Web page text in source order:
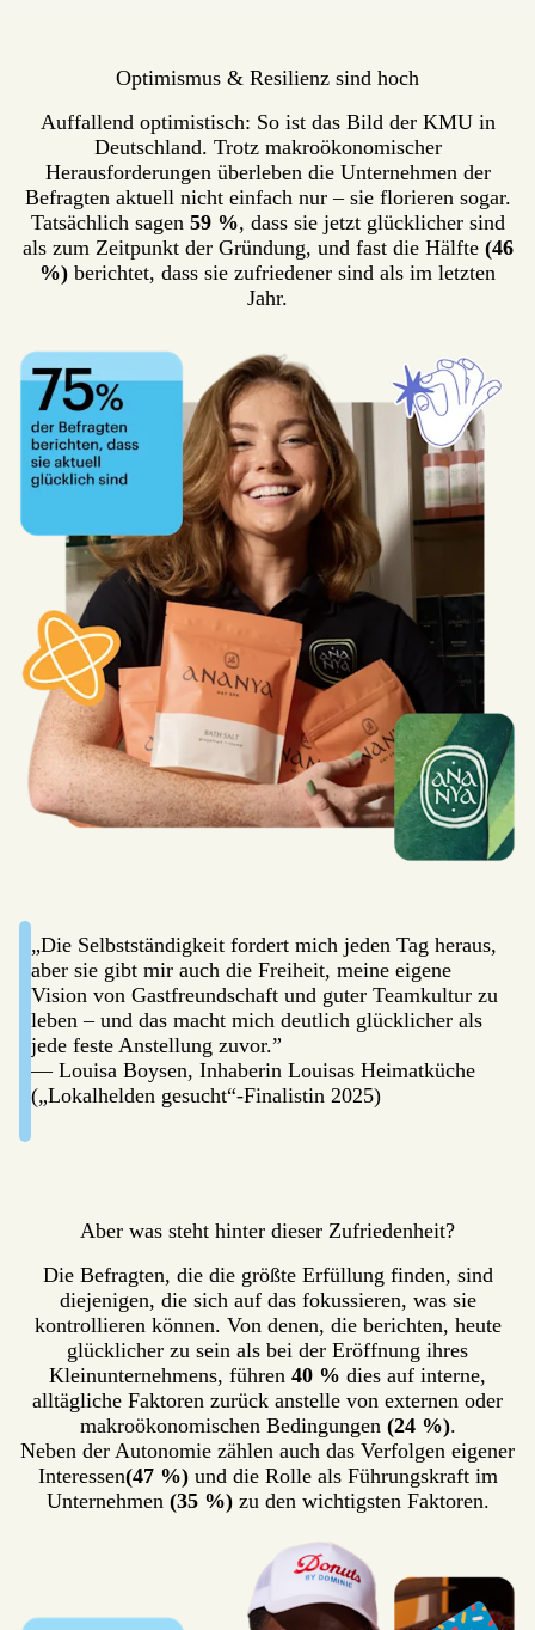
Optimismus & Resilienz sind hoch
Auffallend optimistisch: So ist das Bild der KMU in
Deutschland. Trotz makroökonomischer
Herausforderungen überleben die Unternehmen der
Befragten aktuell nicht einfach nur – sie florieren sogar.
Tatsächlich sagen 59 %, dass sie jetzt glücklicher sind
als zum Zeitpunkt der Gründung, und fast die Hälfte (46
%) berichtet, dass sie zufriedener sind als im letzten
Jahr.
„Die Selbstständigkeit fordert mich jeden Tag heraus,
aber sie gibt mir auch die Freiheit, meine eigene
Vision von Gastfreundschaft und guter Teamkultur zu
leben – und das macht mich deutlich glücklicher als
jede feste Anstellung zuvor.”
— Louisa Boysen, Inhaberin Louisas Heimatküche
(„Lokalhelden gesucht“-Finalistin 2025)
Aber was steht hinter dieser Zufriedenheit?
Die Befragten, die die größte Erfüllung finden, sind
diejenigen, die sich auf das fokussieren, was sie
kontrollieren können. Von denen, die berichten, heute
glücklicher zu sein als bei der Eröffnung ihres
Kleinunternehmens, führen 40 % dies auf interne,
alltägliche Faktoren zurück anstelle von externen oder
makroökonomischen Bedingungen (24 %).
Neben der Autonomie zählen auch das Verfolgen eigener
Interessen(47 %)und die Rolle als Führungskraft im
Unternehmen (35 %)zu den wichtigsten Faktoren.